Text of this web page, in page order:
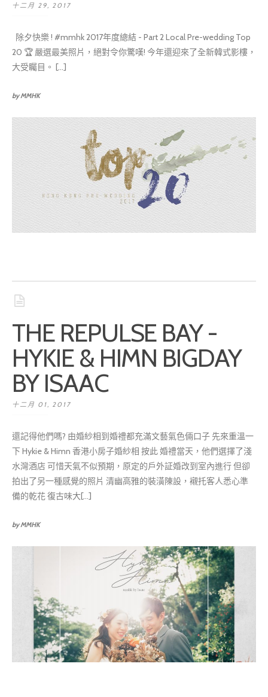
十二月 29, 2017
除夕快樂 ! #mmhk 2017年度總結 - Part 2 Local Pre-wedding Top
20 🏆 嚴選最美照片，絕對令你驚嘆! 今年還迎來了全新韓式影樓，
大受矚目。 [...]
by MMHK
THE REPULSE BAY -
HYKIE & HIMN BIGDAY
BY ISAAC
十二月 01, 2017
還記得他們嗎? 由婚紗相到婚禮都充滿文藝氣色倆口子 先來重溫一
下 Hykie & Himn 香港小房子婚紗相 按此 婚禮當天，他們選擇了淺
水灣酒店 可惜天氣不似預期，原定的戶外証婚改到室內進行 但卻
拍出了另一種感覺的照片 清幽高雅的裝潢陳設，襯托客人悉心準
備的乾花 復古味大[...]
by MMHK